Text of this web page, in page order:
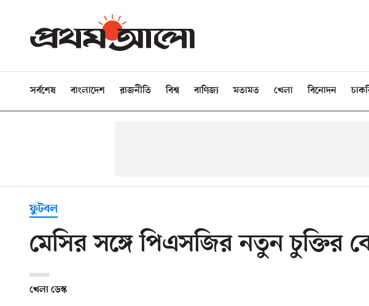
সর্বশেষ বাংলাদেশ রাজনীতি বিশ্ব বাণিজ্য মতামত খেলা বিনোদন
ফুটবল
মেসির সঙ্গে পিএসজির নতুন চুক্তির
খেলা ডেস্ক